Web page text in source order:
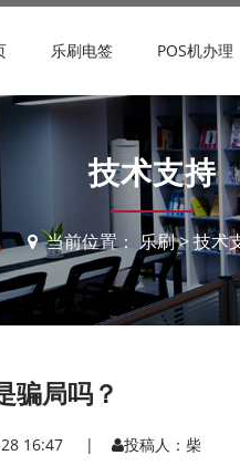
乐刷电签 POS机办理
技术支持
当前位置： 乐刷>技术
骗局吗？
28 16:47 | 投稿人：柴